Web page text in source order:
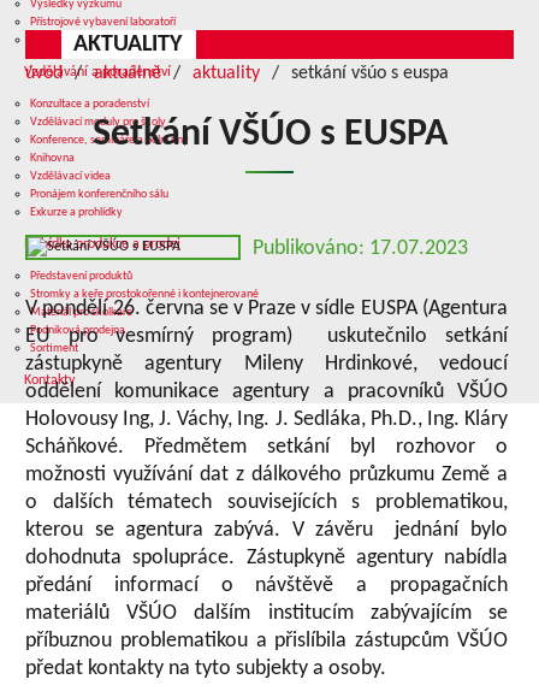
Výsledky výzkumu
Přístrojové vybavení laboratoří
Služby v oblasti výzkumu
Vzdělávání a poradenství
Konzultace a poradenství
Vzdělávací moduly pro školy
Konference, semináře a polní dny
Knihovna
Vzdělávací videa
Pronájem konferenčního sálu
Exkurze a prohlídky
Nabídka produkce a prodej
Představení produktů
Stromky a keře prostokořenné i kontejnerované
Materiál pro školkaře
Podniková prodejna
Sortiment
Kontakty
AKTUALITY
úvod aktuálně aktuality setkání všúo s euspa
Setkání VŠÚO s EUSPA
Publikováno: 17.07.2023
V pondělí 26. června se v Praze v sídle EUSPA (Agentura
EU pro vesmírný program) uskutečnilo setkání
zástupkyně agentury Mileny Hrdinkové, vedoucí
oddělení komunikace agentury a pracovníků VŠÚO
Holovousy Ing, J. Váchy, Ing. J. Sedláka, Ph.D., Ing. Kláry
Scháňkové. Předmětem setkání byl rozhovor o
možnosti využívání dat z dálkového průzkumu Země a
o dalších tématech souvisejících s problematikou,
kterou se agentura zabývá. V závěru jednání bylo
dohodnuta spolupráce. Zástupkyně agentury nabídla
předání informací o návštěvě a propagačních
materiálů VŠÚO dalším institucím zabývajícím se
příbuznou problematikou a přislíbila zástupcům VŠÚO
předat kontakty na tyto subjekty a osoby.